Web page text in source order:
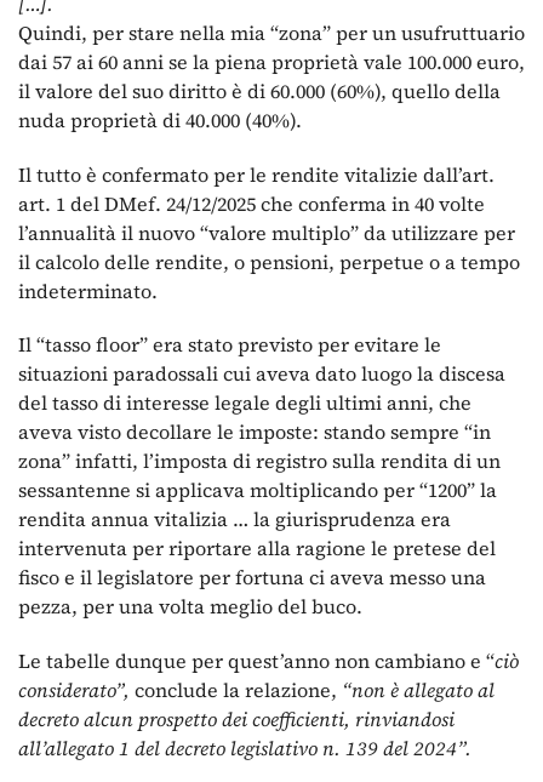
Quindi, per stare nella mia “zona” per un usufruttuario
dai 57 ai 60 anni se la piena proprietà vale 100.000 euro,
il valore del suo diritto è di 60.000 (60%), quello della
nuda proprietà di 40.000 (40%).
Il tutto è confermato per le rendite vitalizie dall’art.
art. 1 del DMef. 24/12/2025 che conferma in 40 volte
l’annualità il nuovo “valore multiplo” da utilizzare per
il calcolo delle rendite, o pensioni, perpetue o a tempo
indeterminato.
Il “tasso floor” era stato previsto per evitare le
situazioni paradossali cui aveva dato luogo la discesa
del tasso di interesse legale degli ultimi anni, che
aveva visto decollare le imposte: stando sempre “in
zona” infatti, l’imposta di registro sulla rendita di un
sessantenne si applicava moltiplicando per “1200” la
rendita annua vitalizia … la giurisprudenza era
intervenuta per riportare alla ragione le pretese del
fisco e il legislatore per fortuna ci aveva messo una
pezza, per una volta meglio del buco.
Le tabelle dunque per quest’anno non cambiano e “ciò
considerato”, conclude la relazione, “non è allegato al
decreto alcun prospetto dei coefficienti, rinviandosi
all’allegato 1 del decreto legislativo n. 139 del 2024”.